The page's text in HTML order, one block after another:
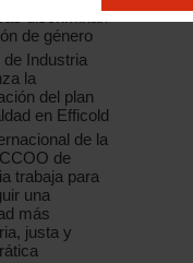
discriminan
de género
Industria
la
del plan
en Efficold
de la
de
trabaja para
una
más
justa y